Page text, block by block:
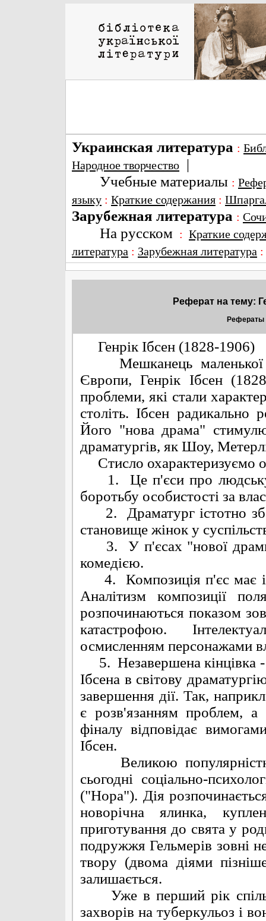
Украинская литература :
Народное творчество |
Учебные материалы :
языку : Краткие содержания :
Зарубежная литература :
На русском : Краткие
литература : Зарубежная литература
Реферат на тему:
Рефераты
Генрік Ібсен (1828-1906)
Мешканець маленької
Європи, Генрік Ібсен
проблеми, які стали
століть. Ібсен радикально
Його "нова драма"
драматургів, як Шоу,
Стисло охарактеризуємо
1. Це п'єси про людську
боротьбу особистості за
2. Драматург істотно
становище жінок у
3. У п'єсах "нової драми"
комедією.
4. Композиція п'єс має
Аналітизм композиції
розпочинаються показом
катастрофою.
осмисленням персонажами
5. Незавершена кінцівка
Ібсена в світову
завершення дії. Так,
є розв'язанням проблем, а
фіналу відповідає
Ібсен.
Великою популярністю
сьогодні соціально-
("Нора"). Дія
новорічна ялинка,
приготування до свята у
подружжя Гельмерів зовні
твору (двома діями
залишається.
Уже в перший рік
захворів на туберкульоз і